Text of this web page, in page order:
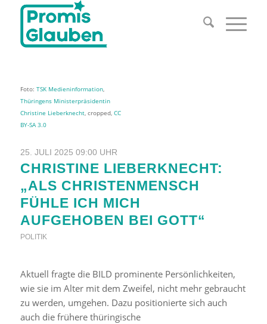
Foto: TSK Medieninformation,
Thüringens Ministerpräsidentin
Christine Lieberknecht, cropped, CC
BY-SA 3.0
25. JULI 2025 09:00 UHR
CHRISTINE LIEBERKNECHT:
„ALS CHRISTENMENSCH
FÜHLE ICH MICH
AUFGEHOBEN BEI GOTT“
POLITIK
Aktuell fragte die BILD prominente Persönlichkeiten,
wie sie im Alter mit dem Zweifel, nicht mehr gebraucht
zu werden, umgehen. Dazu positionierte sich auch
auch die frühere thüringische